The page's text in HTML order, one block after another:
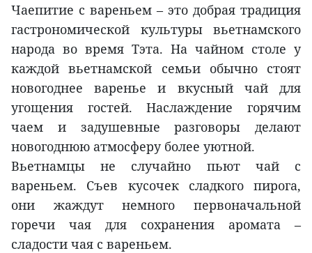
Чаепитие с вареньем – это добрая традиция
гастрономической культуры вьетнамского
народа во время Тэта. На чайном столе у
каждой вьетнамской семьи обычно стоят
новогоднее варенье и вкусный чай для
угощения гостей. Наслаждение горячим
чаем и задушевные разговоры делают
новогоднюю атмосферу более уютной.
Вьетнамцы не случайно пьют чай с
вареньем. Съев кусочек сладкого пирога,
они жаждут немного первоначальной
горечи чая для сохранения аромата –
сладости чая с вареньем.